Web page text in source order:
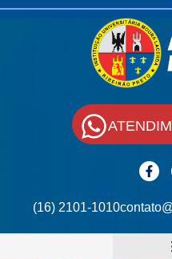
(16) 2101-1010